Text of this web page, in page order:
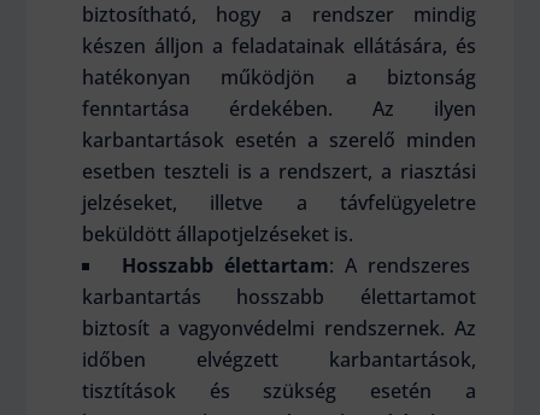
biztosítható, hogy a rendszer mindig
készen álljon a feladatainak ellátására, és
hatékonyan működjön a biztonság
fenntartása érdekében. Az ilyen
karbantartások esetén a szerelő minden
esetben teszteli is a rendszert, a riasztási
jelzéseket, illetve a távfelügyeletre
beküldött állapotjelzéseket is.
Hosszabb élettartam: A rendszeres
karbantartás hosszabb élettartamot
biztosít a vagyonvédelmi rendszernek. Az
időben elvégzett karbantartások,
tisztítások és szükség esetén a